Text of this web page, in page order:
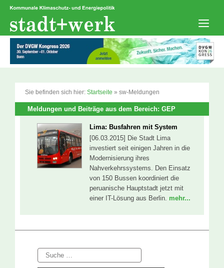
Zum
springen
Sie befinden sich hier: Startseite » sw-Meldungen
Meldungen und Beiträge aus dem Bereich: GEP
Lima: Busfahren mit System
[06.03.2015] Die Stadt Lima
investiert seit einigen Jahren in die
Modernisierung ihres
Nahverkehrssystems. Den Einsatz
von 150 Bussen koordiniert die
peruanische Hauptstadt jetzt mit
einer IT-Lösung aus Berlin. mehr...
Suche